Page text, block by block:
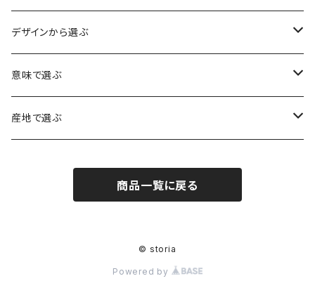
水晶（クォーツ）
アイリスクォーツ（虹入り水晶）
ヒマラヤ水晶
ローズクォーツ（紅水晶）
アメジスト（紫水晶）
スモーキークォーツ（煙水晶）
アイリススモーキークォーツ（虹入り水晶）
デザインから選ぶ
龍彫刻（水晶）
龍彫刻（オニキス）
意味で選ぶ
魔除け・厄除け
癒やし・ヒーリング
産地で選ぶ
商品一覧に戻る
© storia
Powered by